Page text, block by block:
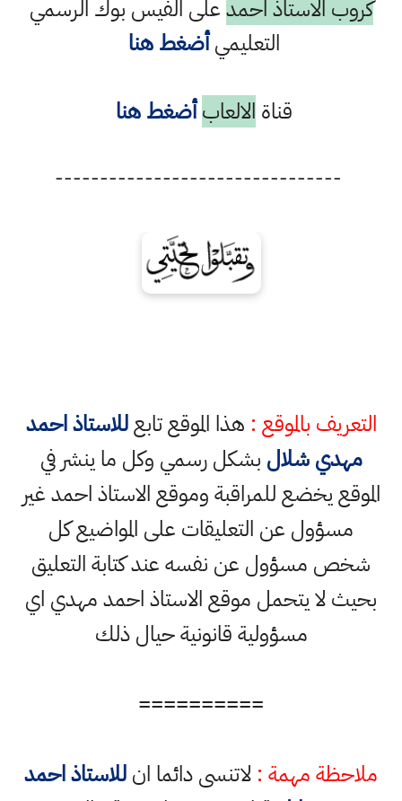
كروب الاستاذ احمدعلى الفيس بوك الرسمي
التعليميأضغط هنا
قناة الالعاب أضغط هنا
--------------------------------
التعريف بالموقع : هذا الموقع تابعللاستاذ احمد
مهدي شلال بشكل رسمي وكل ما ينشر في
الموقع يخضع للمراقبة وموقع الاستاذ احمد غير
مسؤول عن التعليقات على المواضيع كل
شخص مسؤول عن نفسه عند كتابة التعليق
بحيث لا يتحمل موقع الاستاذ احمد مهدي اي
مسؤولية قانونية حيال ذلك
==========
ملاحظة مهمة : لاتنسى دائما انللاستاذ احمد